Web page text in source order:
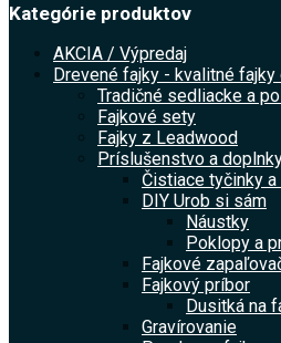
Kategórie produktov
AKCIA / Výpredaj
Drevené fajky - kvalitné fajky
Tradičné sedliacke a
Fajkové sety
Fajky z Leadwood
Príslušenstvo a
Čistiace tyčinky
DIY Urob si sám
Náustky
Poklopy a
Fajkové
Fajkový príbor
Dusitká na
Gravírovanie